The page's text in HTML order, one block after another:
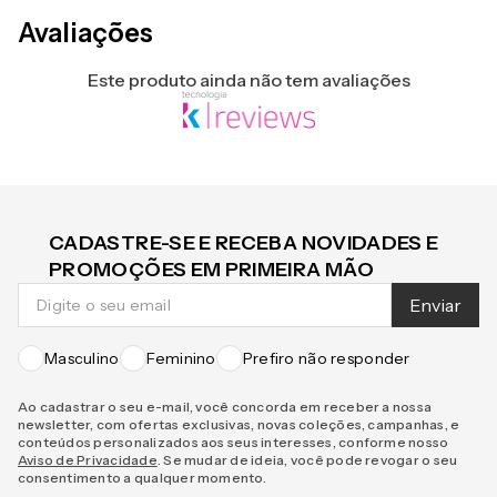
Avaliações
Este produto ainda não tem avaliações
CADASTRE-SE E RECEBA NOVIDADES E
PROMOÇÕES EM PRIMEIRA MÃO
Enviar
Masculino Feminino Prefiro não responder
Ao cadastrar o seu e-mail, você concorda em receber a nossa
newsletter, com ofertas exclusivas, novas coleções, campanhas, e
conteúdos personalizados aos seus interesses, conforme nosso
Aviso de Privacidade . Se mudar de ideia, você pode revogar o seu
consentimento a qualquer momento.